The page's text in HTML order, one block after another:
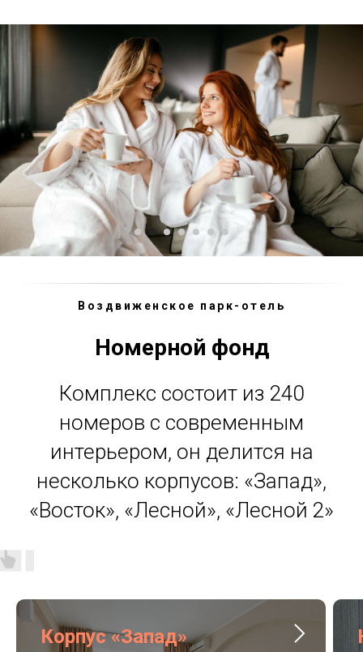
Воздвиженское парк-отель
Номерной фонд
Комплекс состоит из 240
номеров с современным
интерьером, он делится на
несколько корпусов: «Запад»,
«Восток», «Лесной», «Лесной 2»
Корпус «Запад»